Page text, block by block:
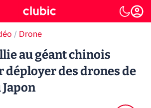
Drone
au géant chinois
déployer des drones de